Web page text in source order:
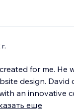
for me. He
design. David
an innovative
еще